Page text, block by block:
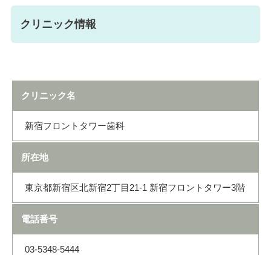
クリニック情報
クリニック名
新宿フロントタワー歯科
所在地
東京都新宿区北新宿2丁目21-1 新宿フロントタワー3階
電話番号
03‐5348‐5444